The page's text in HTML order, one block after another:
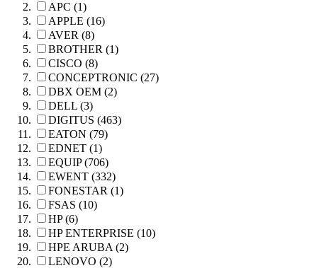
APC (1)
APPLE (16)
AVER (8)
BROTHER (1)
CISCO (8)
CONCEPTRONIC (27)
DBX OEM (2)
DELL (3)
DIGITUS (463)
EATON (79)
EDNET (1)
EQUIP (706)
EWENT (332)
FONESTAR (1)
FSAS (10)
HP (6)
HP ENTERPRISE (10)
HPE ARUBA (2)
LENOVO (2)